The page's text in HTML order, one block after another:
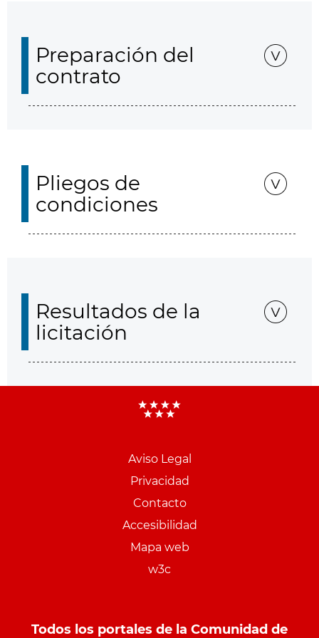
Preparación del
contrato
Pliegos de
condiciones
Resultados de la
licitación
Aviso Legal
Privacidad
Contacto
Accesibilidad
Mapa web
w3c
Todos los portales de la Comunidad de